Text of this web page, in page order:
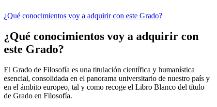
¿Qué conocimientos voy a adquirir con este Grado?
¿Qué conocimientos voy a adquirir con
este Grado?
El Grado de Filosofía es una titulación científica y humanística
esencial, consolidada en el panorama universitario de nuestro país y
en el ámbito europeo, tal y como recoge el Libro Blanco del título
de Grado en Filosofía.